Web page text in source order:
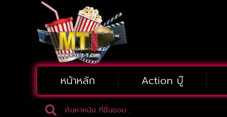
หน้าหลัก Action บู๊